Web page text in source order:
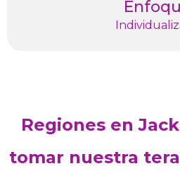
Regiones en
tomar nuestra